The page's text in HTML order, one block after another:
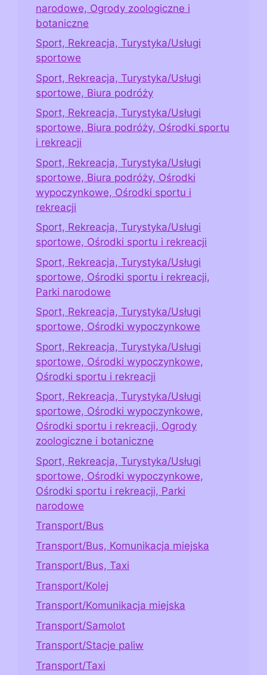
narodowe, Ogrody zoologiczne i
botaniczne
Sport, Rekreacja, Turystyka/Usługi
sportowe
Sport, Rekreacja, Turystyka/Usługi
sportowe, Biura podróży
Sport, Rekreacja, Turystyka/Usługi
sportowe, Biura podróży, Ośrodki sportu
i rekreacji
Sport, Rekreacja, Turystyka/Usługi
sportowe, Biura podróży, Ośrodki
wypoczynkowe, Ośrodki sportu i
rekreacji
Sport, Rekreacja, Turystyka/Usługi
sportowe, Ośrodki sportu i rekreacji
Sport, Rekreacja, Turystyka/Usługi
sportowe, Ośrodki sportu i rekreacji,
Parki narodowe
Sport, Rekreacja, Turystyka/Usługi
sportowe, Ośrodki wypoczynkowe
Sport, Rekreacja, Turystyka/Usługi
sportowe, Ośrodki wypoczynkowe,
Ośrodki sportu i rekreacji
Sport, Rekreacja, Turystyka/Usługi
sportowe, Ośrodki wypoczynkowe,
Ośrodki sportu i rekreacji, Ogrody
zoologiczne i botaniczne
Sport, Rekreacja, Turystyka/Usługi
sportowe, Ośrodki wypoczynkowe,
Ośrodki sportu i rekreacji, Parki
narodowe
Transport/Bus
Transport/Bus, Komunikacja miejska
Transport/Bus, Taxi
Transport/Kolej
Transport/Komunikacja miejska
Transport/Samolot
Transport/Stacje paliw
Transport/Taxi